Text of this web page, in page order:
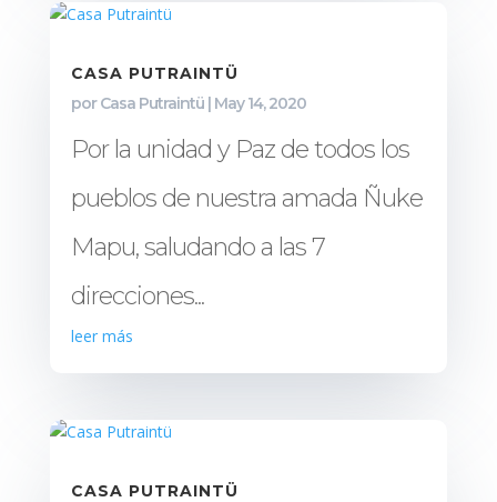
CASA PUTRAINTÜ
porCasa Putraintü| May 14, 2020
Por la unidad y Paz de todos los
pueblos de nuestra amada Ñuke
Mapu, saludando a las 7
direcciones...
leer más
CASA PUTRAINTÜ